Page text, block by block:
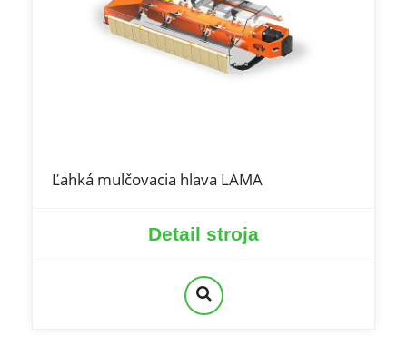
Ľahká mulčovacia hlava LAMA
Detail stroja